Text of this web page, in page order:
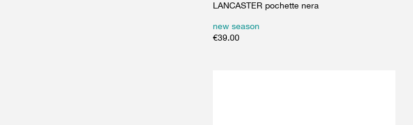
LANCASTER pochette nera
new season
€39.00